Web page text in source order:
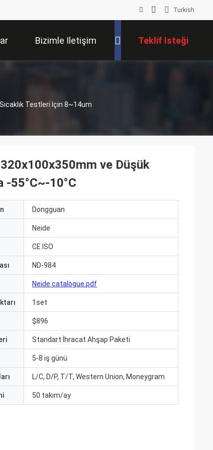
Turkish
Bizimle Iletişim Teklif Isteği
Testleri Için 8~14um
ve Düşük
-55°C~-10°C
Dongguan
Neide
CE ISO
ND-984
Neide catalogue.pdf
1set
$896
Standart İhracat Ahşap Paketi
5-8 iş günü
L/C, D/P, T/T, Western Union, Moneygram
50 takım/ay